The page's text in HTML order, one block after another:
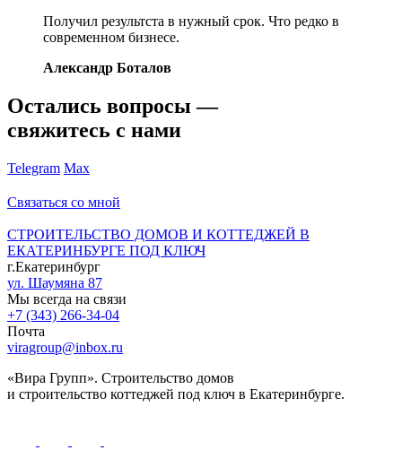
Получил результста в нужный срок. Что редко в
современном бизнесе.
Александр Боталов
Остались вопросы —
свяжитесь с нами
Telegram Max
Связаться со мной
СТРОИТЕЛЬСТВО ДОМОВ И КОТТЕДЖЕЙ В
ЕКАТЕРИНБУРГЕ ПОД КЛЮЧ
г.Екатеринбург
ул. Шаумяна 87
Мы всегда на связи
+7 (343) 266-34-04
Почта
viragroup@inbox.ru
«Вира Групп». Строительство домов
и строительство коттеджей под ключ в Екатеринбурге.